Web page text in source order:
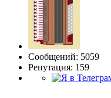
Сообщений: 5059
Репутация: 159